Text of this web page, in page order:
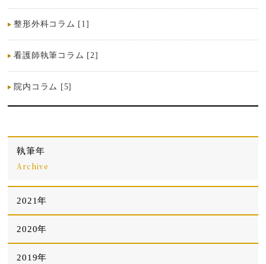
整形外科コラム [1]
看護師執筆コラム [2]
院内コラム [5]
執筆年
Archive
2021年
2020年
2019年